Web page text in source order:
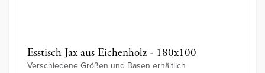
Esstisch Jax aus Eichenholz - 180x100
Verschiedene Größen und Basen erhältlich